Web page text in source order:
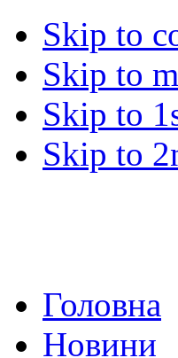
Skip to
Skip to
Skip to
Skip to
Головна
Новини